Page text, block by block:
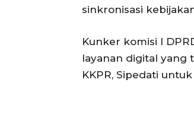
sinkronisasi
Kunker komisi I
layanan digital yang
KKPR, Sipedati